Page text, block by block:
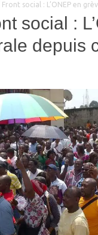
social : L’ONEP en
social :
depuis